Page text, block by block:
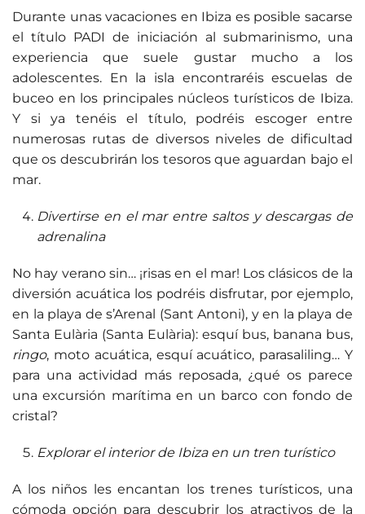
Durante unas vacaciones en Ibiza es posible sacarse
el título PADI de iniciación al submarinismo, una
experiencia que suele gustar mucho a los
adolescentes. En la isla encontraréis escuelas de
buceo en los principales núcleos turísticos de Ibiza.
Y si ya tenéis el título, podréis escoger entre
numerosas rutas de diversos niveles de dificultad
que os descubrirán los tesoros que aguardan bajo el
mar.
Divertirse en el mar entre saltos y descargas de
adrenalina
No hay verano sin… ¡risas en el mar! Los clásicos de la
diversión acuática los podréis disfrutar, por ejemplo,
en la playa de s’Arenal (Sant Antoni), y en la playa de
Santa Eulària (Santa Eulària): esquí bus, banana bus,
ringo, moto acuática, esquí acuático, parasaliling… Y
para una actividad más reposada, ¿qué os parece
una excursión marítima en un barco con fondo de
cristal?
Explorar el interior de Ibiza en un tren turístico
A los niños les encantan los trenes turísticos, una
cómoda opción para descubrir los atractivos de la